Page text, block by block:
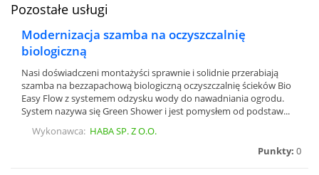
Pozostałe usługi
Modernizacja szamba na oczyszczalnię
biologiczną
Nasi doświadczeni montażyści sprawnie i solidnie przerabiają
szamba na bezzapachową biologiczną oczyszczalnię ścieków Bio
Easy Flow z systemem odzysku wody do nawadniania ogrodu.
System nazywa się Green Shower i jest pomysłem od podstaw...
Wykonawca: HABA SP. Z O.O.
Punkty: 0